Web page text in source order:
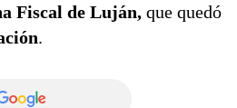
Fiscal de Luján, que quedó
.